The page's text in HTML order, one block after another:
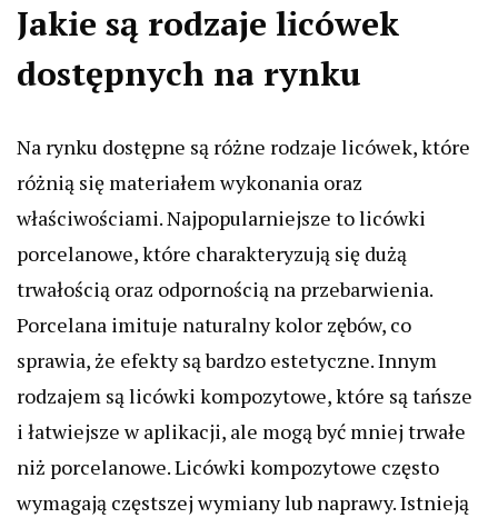
Jakie są rodzaje licówek
dostępnych na rynku
Na rynku dostępne są różne rodzaje licówek, które
różnią się materiałem wykonania oraz
właściwościami. Najpopularniejsze to licówki
porcelanowe, które charakteryzują się dużą
trwałością oraz odpornością na przebarwienia.
Porcelana imituje naturalny kolor zębów, co
sprawia, że efekty są bardzo estetyczne. Innym
rodzajem są licówki kompozytowe, które są tańsze
i łatwiejsze w aplikacji, ale mogą być mniej trwałe
niż porcelanowe. Licówki kompozytowe często
wymagają częstszej wymiany lub naprawy. Istnieją